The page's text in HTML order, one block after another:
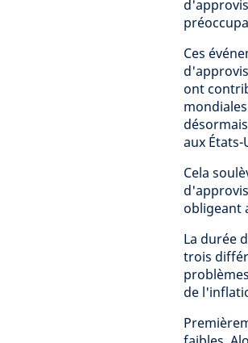
Ces
ont
aux
Cela
obligeant
La durée
trois
de